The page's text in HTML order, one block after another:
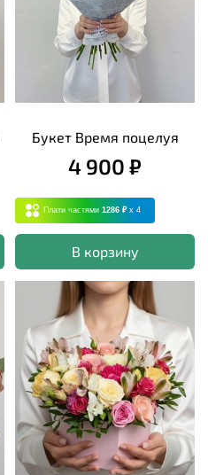
Букет Время поцелуя
4 900 ₽
Плати частями 1286 ₽ x 4
В корзину